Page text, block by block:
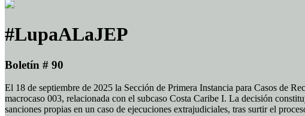
#LupaALaJEP
Boletín # 90
El 18 de septiembre de 2025 la Sección de Primera Instancia para Casos de
macrocaso 003, relacionada con el subcaso Costa Caribe I. La decisión
sanciones propias en un caso de ejecuciones extrajudiciales, tras surtir el